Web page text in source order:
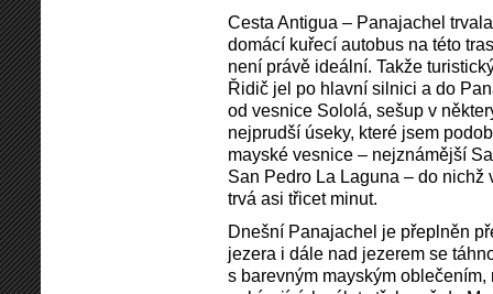
Cesta Antigua – Panajachel
domácí kuřecí autobus na této
není právě ideální. Takže
Řidič jel po hlavní silnici a do
od vesnice Sololá, sešup v
nejprudší úseky, které jsem
mayské vesnice – nejznámější
San Pedro La Laguna – do nichž
trvá asi třicet minut.
Dnešní Panajachel je přeplněn
jezera i dále nad jezerem se
s barevným mayským